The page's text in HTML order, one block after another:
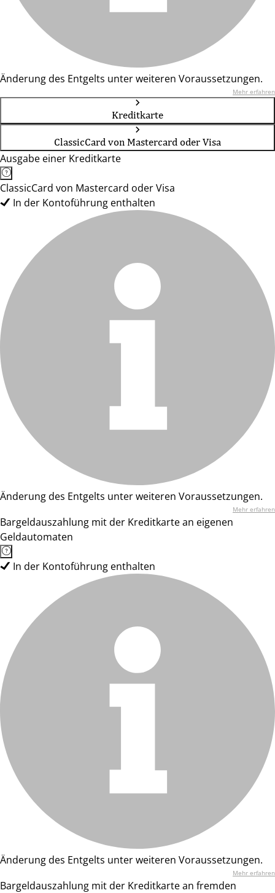
Änderung des Entgelts unter weiteren Voraussetzungen.
Mehr erfahren
Kreditkarte
ClassicCard von Mastercard oder Visa
Ausgabe einer Kreditkarte
ClassicCard von Mastercard oder Visa
In der Kontoführung enthalten
Änderung des Entgelts unter weiteren Voraussetzungen.
Mehr erfahren
Bargeldauszahlung mit der Kreditkarte an eigenen
Geldautomaten
In der Kontoführung enthalten
Änderung des Entgelts unter weiteren Voraussetzungen.
Mehr erfahren
Bargeldauszahlung mit der Kreditkarte an fremden